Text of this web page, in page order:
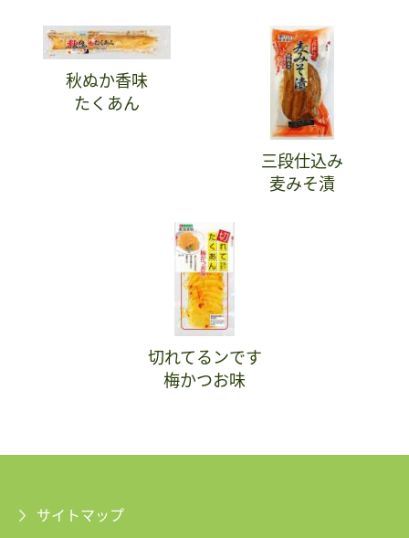
秋ぬか香味
たくあん
三段仕込み
麦みそ漬
切れてるンです
梅かつお味
サイトマップ